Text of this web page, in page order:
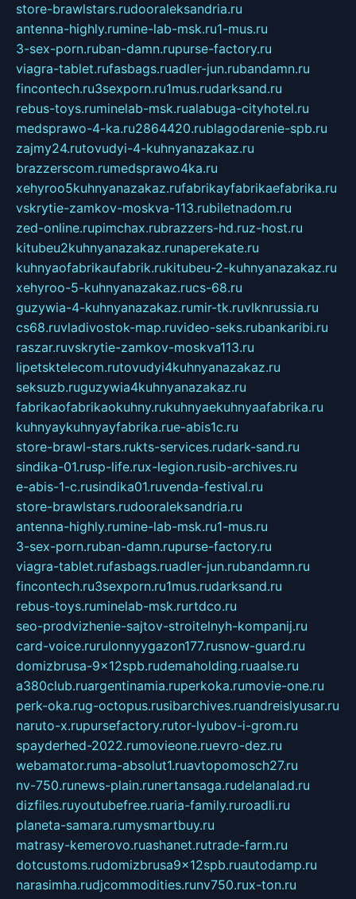
store-brawlstars.rudooraleksandria.ru
antenna-highly.rumine-lab-msk.ru1-mus.ru
3-sex-porn.ruban-damn.rupurse-factory.ru
viagra-tablet.rufasbags.ruadler-jun.rubandamn.ru
fincontech.ru3sexporn.ru1mus.rudarksand.ru
rebus-toys.ruminelab-msk.rualabuga-cityhotel.ru
medsprawo-4-ka.ru2864420.rublagodarenie-spb.ru
zajmy24.rutovudyi-4-kuhnyanazakaz.ru
brazzerscom.rumedsprawo4ka.ru
xehyroo5kuhnyanazakaz.rufabrikayfabrikaefabrika.ru
vskrytie-zamkov-moskva-113.rubiletnadom.ru
zed-online.rupimchax.rubrazzers-hd.ruz-host.ru
kitubeu2kuhnyanazakaz.runaperekate.ru
kuhnyaofabrikaufabrik.rukitubeu-2-kuhnyanazakaz.ru
xehyroo-5-kuhnyanazakaz.rucs-68.ru
guzywia-4-kuhnyanazakaz.rumir-tk.ruvlknrussia.ru
cs68.ruvladivostok-map.ruvideo-seks.rubankaribi.ru
raszar.ruvskrytie-zamkov-moskva113.ru
lipetsktelecom.rutovudyi4kuhnyanazakaz.ru
seksuzb.ruguzywia4kuhnyanazakaz.ru
fabrikaofabrikaokuhny.rukuhnyaekuhnyaafabrika.ru
kuhnyaykuhnyayfabrika.rue-abis1c.ru
store-brawl-stars.rukts-services.rudark-sand.ru
sindika-01.rusp-life.rux-legion.rusib-archives.ru
e-abis-1-c.rusindika01.ruvenda-festival.ru
store-brawlstars.rudooraleksandria.ru
antenna-highly.rumine-lab-msk.ru1-mus.ru
3-sex-porn.ruban-damn.rupurse-factory.ru
viagra-tablet.rufasbags.ruadler-jun.rubandamn.ru
fincontech.ru3sexporn.ru1mus.rudarksand.ru
rebus-toys.ruminelab-msk.rurtdco.ru
seo-prodvizhenie-sajtov-stroitelnyh-kompanij.ru
card-voice.rurulonnyygazon177.rusnow-guard.ru
domizbrusa-9x12spb.rudemaholding.ruaalse.ru
a380club.ruargentinamia.ruperkoka.rumovie-one.ru
perk-oka.rug-octopus.rusibarchives.ruandreislyusar.ru
naruto-x.rupursefactory.rutor-lyubov-i-grom.ru
spayderhed-2022.rumovieone.ruevro-dez.ru
webamator.ruma-absolut1.ruavtopomosch27.ru
nv-750.runews-plain.runertansaga.rudelanalad.ru
dizfiles.ruyoutubefree.ruaria-family.ruroadli.ru
planeta-samara.rumysmartbuy.ru
matrasy-kemerovo.ruashanet.rutrade-farm.ru
dotcustoms.rudomizbrusa9x12spb.ruautodamp.ru
narasimha.rudjcommodities.runv750.rux-ton.ru